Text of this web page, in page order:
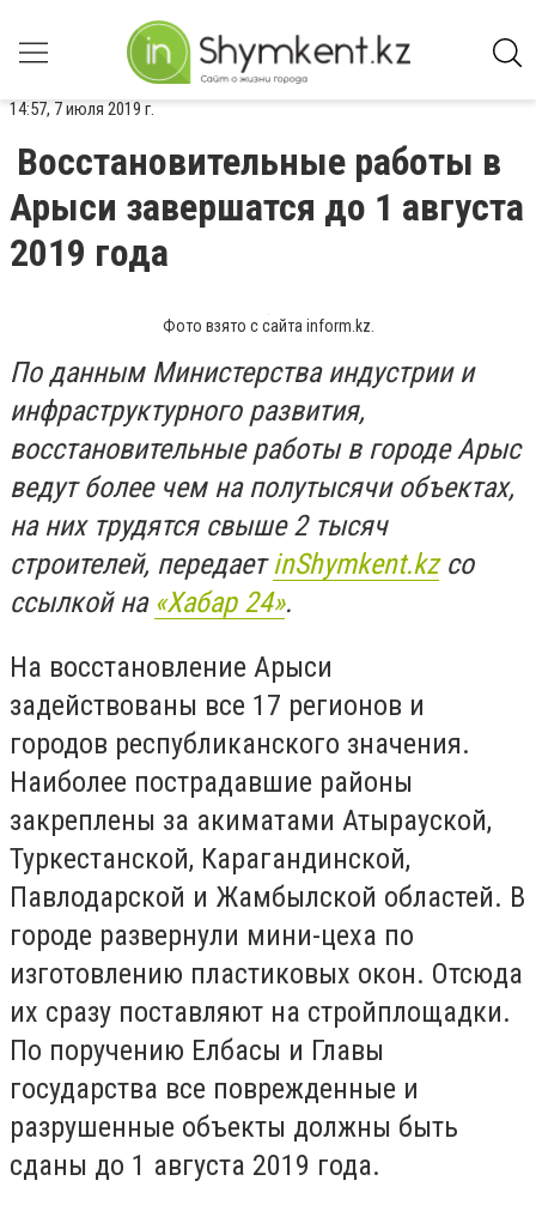
14:57, 7 июля 2019 г.
Восстановительные работы в
Арыси завершатся до 1 августа
2019 года
Фото взято с сайта inform.kz.
По данным Министерства индустрии и
инфраструктурного развития,
восстановительные работы в городе Арыс
ведут более чем на полутысячи объектах,
на них трудятся свыше 2 тысяч
строителей, передаетinShymkent.kzсо
ссылкой на «Хабар 24».
На восстановление Арыси
задействованы все 17 регионов и
городов республиканского значения.
Наиболее пострадавшие районы
закреплены за акиматами Атырауской,
Туркестанской, Карагандинской,
Павлодарской и Жамбылской областей. В
городе развернули мини-цеха по
изготовлению пластиковых окон. Отсюда
их сразу поставляют на стройплощадки.
По поручению Елбасы и Главы
государства все поврежденные и
разрушенные объекты должны быть
сданы до 1 августа 2019 года.